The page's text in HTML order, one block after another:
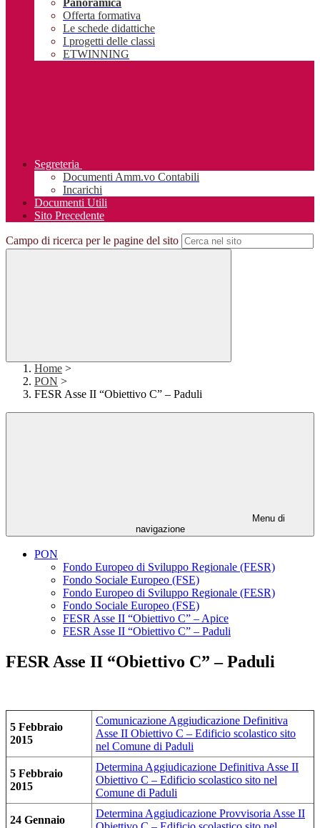
Panoramica
Offerta formativa
Le schede didattiche
I progetti delle classi
ETWINNING
Segreteria
Documenti Amm.vo Contabili
Incarichi
Documenti Utili
Sito Precedente
Campo di ricerca per le pagine del sito
Home >
PON >
FESR Asse II “Obiettivo C” – Paduli
Menu di
navigazione
PON
Fondo Europeo di Sviluppo Regionale (FESR)
Fondo Sociale Europeo (FSE)
Fondo Europeo di Sviluppo Regionale (FESR)
Fondo Sociale Europeo (FSE)
FESR Asse II “Obiettivo C” – Apice
FESR Asse II “Obiettivo C” – Paduli
FESR Asse II “Obiettivo C” – Paduli
5 Febbraio
2015
Comunicazione Aggiudicazione Definitiva
Asse II Obiettivo C – Edificio scolastico sito
nel Comune di Paduli
5 Febbraio
2015
Determina Aggiudicazione Definitiva Asse II
Obiettivo C – Edificio scolastico sito nel
Comune di Paduli
24 Gennaio
Determina Aggiudicazione Provvisoria Asse II